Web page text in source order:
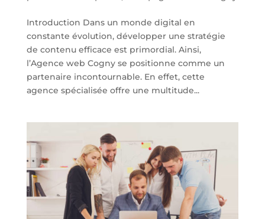
Introduction Dans un monde digital en
constante évolution, développer une stratégie
de contenu efficace est primordial. Ainsi,
l’Agence web Cogny se positionne comme un
partenaire incontournable. En effet, cette
agence spécialisée offre une multitude...